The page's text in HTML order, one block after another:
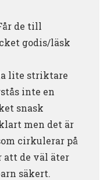
de till
godis/läsk
lite striktare
inte en
snask
men det är
cirkulerar på
att de väl äter
säkert.